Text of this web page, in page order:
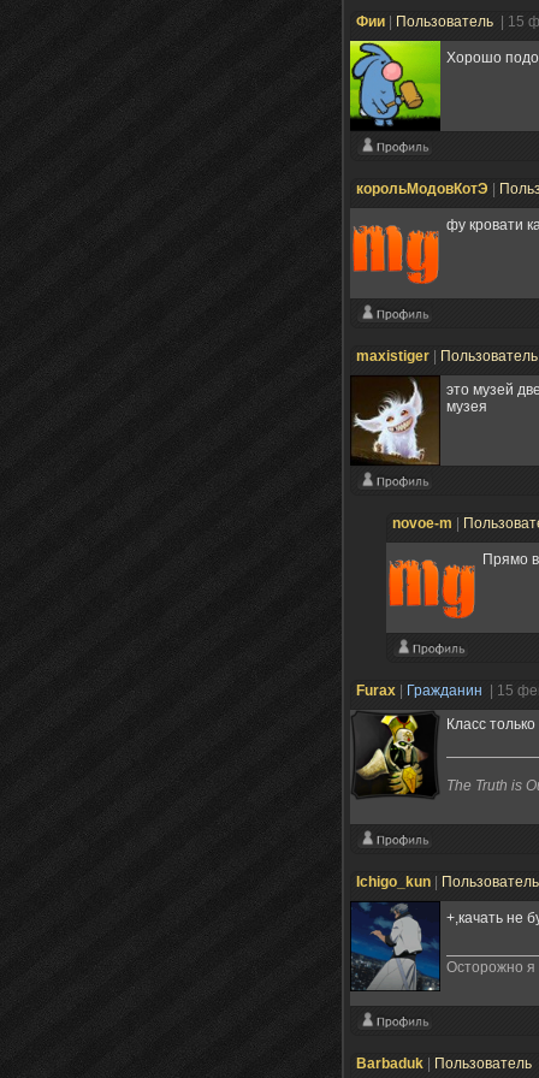
Фии Пользователь | 15
Хорошо
корольМодовКотЭ
фу кровати
maxistiger
это музей
музея
novoe-m
Прямо
Furax Гражданин
| 15
Класс
The Truth is
Ichigo_kun
+,качать не
Осторожно я
Barbaduk Пользователь